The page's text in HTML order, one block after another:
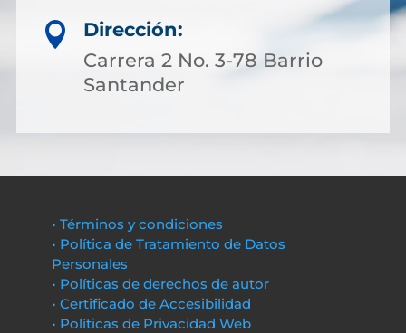

Dirección:
Carrera 2 No. 3-78 Barrio
Santander
• Términos y condiciones
• Política de Tratamiento de Datos
Personales
• Políticas de derechos de autor
• Certificado de Accesibilidad
• Políticas de Privacidad Web